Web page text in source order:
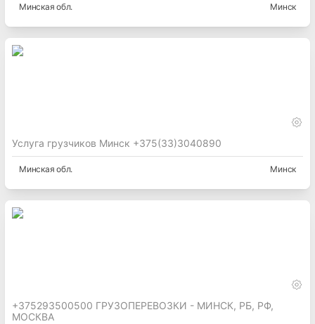
Минская обл. Минск
Услуга грузчиков Минск +375(33)3040890
Минская обл. Минск
+375293500500 ГРУЗОПЕРЕВОЗКИ - МИНСК, РБ, РФ,
МОСКВА